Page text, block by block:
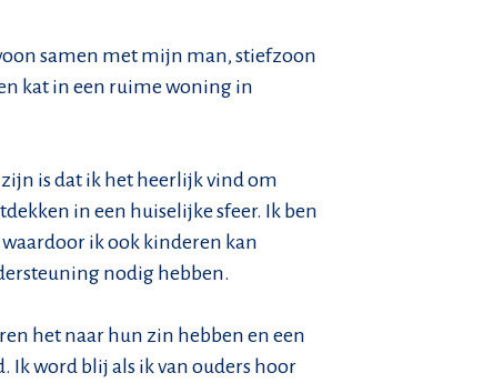
samen met mijn man, stiefzoon
kat in een ruime woning in
is dat ik het heerlijk vind om
in een huiselijke sfeer. Ik ben
ik ook kinderen kan
nodig hebben.
het naar hun zin hebben en een
Ik word blij als ik van ouders hoor